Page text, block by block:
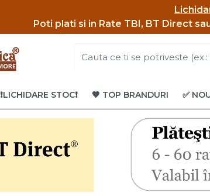
Poti plati si in Rate TBI, BT Direct
❗LICHIDARE STOC❗ 🤎 TOP BRANDURI ✅